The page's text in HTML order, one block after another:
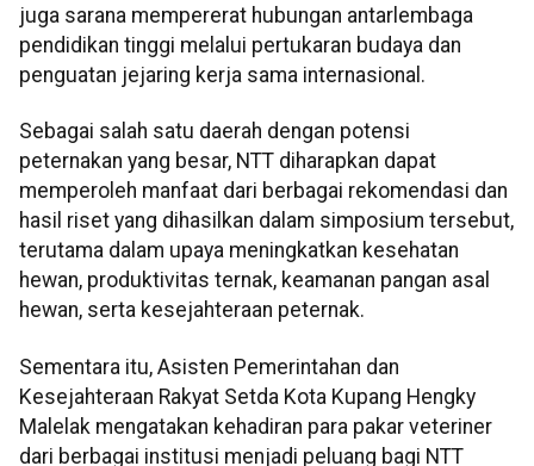
juga sarana mempererat hubungan antarlembaga
pendidikan tinggi melalui pertukaran budaya dan
penguatan jejaring kerja sama internasional.
Sebagai salah satu daerah dengan potensi
peternakan yang besar, NTT diharapkan dapat
memperoleh manfaat dari berbagai rekomendasi dan
hasil riset yang dihasilkan dalam simposium tersebut,
terutama dalam upaya meningkatkan kesehatan
hewan, produktivitas ternak, keamanan pangan asal
hewan, serta kesejahteraan peternak.
Sementara itu, Asisten Pemerintahan dan
Kesejahteraan Rakyat Setda Kota Kupang Hengky
Malelak mengatakan kehadiran para pakar veteriner
dari berbagai institusi menjadi peluang bagi NTT